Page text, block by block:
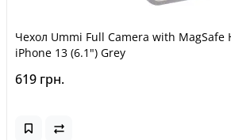
Чехол Ummi Full Camera with MagSafe
iPhone 13 (6.1") Grey
619 грн.